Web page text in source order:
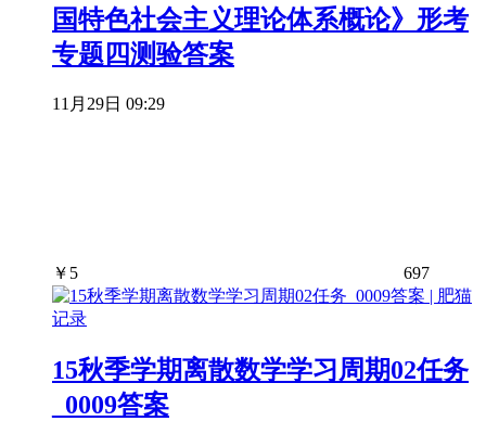
国特色社会主义理论体系概论》形考
专题四测验答案
11月29日 09:29
￥ 5 697
15秋季学期离散数学学习周期02任务
_0009答案